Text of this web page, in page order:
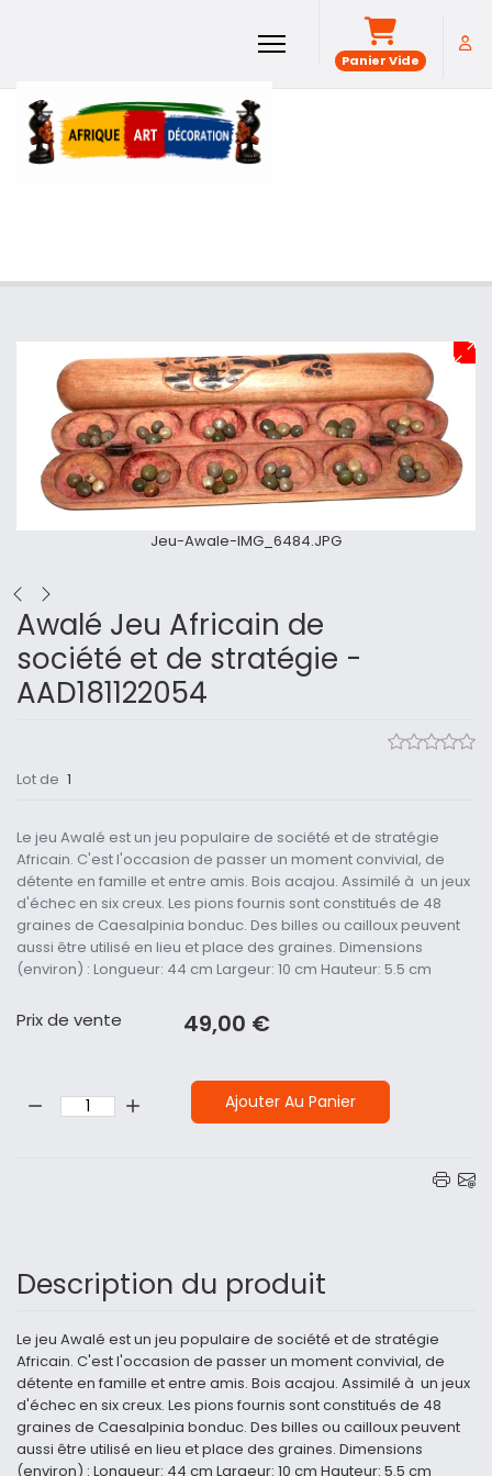
Panier Vide
Jeu-Awale-IMG_6484.JPG
Awalé Jeu Africain de
société et de stratégie -
AAD181122054
Lot de 1
Le jeu Awalé est un jeu populaire de société et de stratégie
Africain. C'est l'occasion de passer un moment convivial, de
détente en famille et entre amis. Bois acajou. Assimilé à un jeux
d'échec en six creux. Les pions fournis sont constitués de 48
graines de Caesalpinia bonduc. Des billes ou cailloux peuvent
aussi être utilisé en lieu et place des graines. Dimensions
(environ) : Longueur: 44 cm Largeur: 10 cm Hauteur: 5.5 cm
Prix ​​de vente 49,00 €
Ajouter Au Panier
Description du produit
Le jeu Awalé est un jeu populaire de société et de stratégie
Africain. C'est l'occasion de passer un moment convivial, de
détente en famille et entre amis. Bois acajou. Assimilé à un jeux
d'échec en six creux. Les pions fournis sont constitués de 48
graines de Caesalpinia bonduc. Des billes ou cailloux peuvent
aussi être utilisé en lieu et place des graines. Dimensions
(environ) : Longueur: 44 cm Largeur: 10 cm Hauteur: 5.5 cm